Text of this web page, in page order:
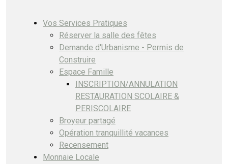
Vos Services Pratiques
Réserver la salle des fêtes
Demande d'Urbanisme - Permis de
Construire
Espace Famille
INSCRIPTION/ANNULATION
RESTAURATION SCOLAIRE &
PERISCOLAIRE
Broyeur partagé
Opération tranquillité vacances
Recensement
Monnaie Locale